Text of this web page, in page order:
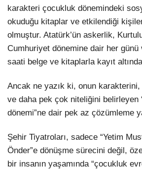
karakteri çocukluk dönemindeki
okuduğu kitaplar ve etkilendiği
olmuştur. Atatürk’ün askerlik,
Cumhuriyet dönemine dair her
saati belge ve kitaplarla kayıt
Ancak ne yazık ki, onun karakterini,
ve daha pek çok niteliğini belirleyen
dönemi”ne dair pek az çözümleme
Şehir Tiyatroları, sadece “Yetim
Önder”e dönüşme sürecini değil,
bir insanın yaşamında “çocukluk